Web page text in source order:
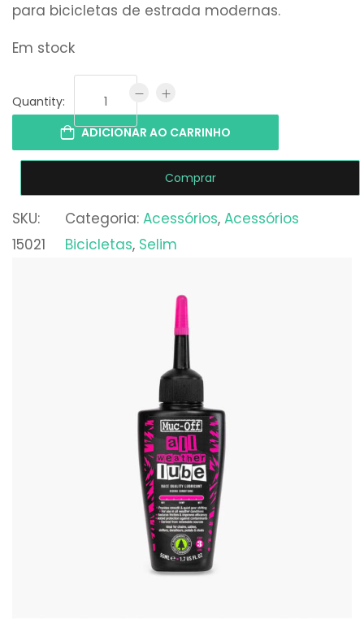
para bicicletas de estrada modernas.
Em stock
Quantity:
ADICIONAR AO CARRINHO
Comprar
SKU:
15021
Categoria:Acessórios, Acessórios
Bicicletas, Selim